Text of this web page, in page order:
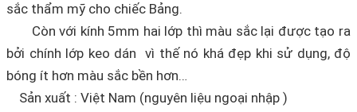
sắc thẩm mỹ cho chiếc Bảng.
Còn với kính 5mm hai lớp thì màu sắc lại được tạo ra
bởi chính lớp keo dán vì thế nó khá đẹp khi sử dụng, độ
bóng ít hơn màu sắc bền hơn…
Sản xuất : Việt Nam (nguyên liệu ngoại nhập )